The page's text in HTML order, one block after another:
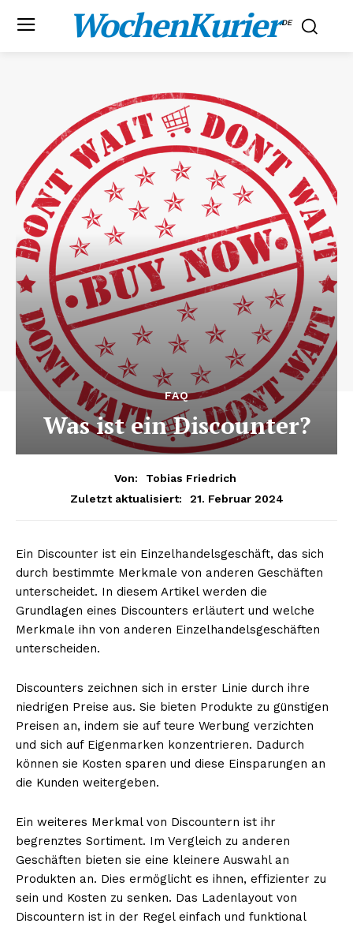
WochenKurier.DE
FAQ
Was ist ein Discounter?
Von:
Tobias Friedrich
Zuletzt aktualisiert:
21. Februar 2024
Ein Discounter ist ein Einzelhandelsgeschäft, das sich
durch bestimmte Merkmale von anderen Geschäften
unterscheidet. In diesem Artikel werden die
Grundlagen eines Discounters erläutert und welche
Merkmale ihn von anderen Einzelhandelsgeschäften
unterscheiden.
Discounters zeichnen sich in erster Linie durch ihre
niedrigen Preise aus. Sie bieten Produkte zu günstigen
Preisen an, indem sie auf teure Werbung verzichten
und sich auf Eigenmarken konzentrieren. Dadurch
können sie Kosten sparen und diese Einsparungen an
die Kunden weitergeben.
Ein weiteres Merkmal von Discountern ist ihr
begrenztes Sortiment. Im Vergleich zu anderen
Geschäften bieten sie eine kleinere Auswahl an
Produkten an. Dies ermöglicht es ihnen, effizienter zu
sein und Kosten zu senken. Das Ladenlayout von
Discountern ist in der Regel einfach und funktional